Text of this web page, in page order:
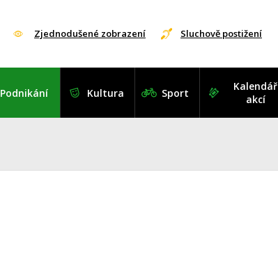
Zjednodušené zobrazení Sluchově postižení
Podnikání Kultura Sport
Kalendář
akcí